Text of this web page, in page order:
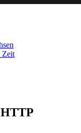
Zeit